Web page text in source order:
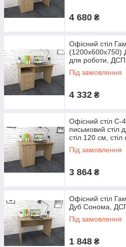
4 680 ₴
Офісний стіл
(1200x600x750)
для роботи,
Під замовлення
4 332 ₴
Офісний стіл С-
письмовий стіл
стіл 120 см,
Під замовлення
3 864 ₴
Офісний стіл
Дуб Сонома,
Під замовлення
1 848 ₴